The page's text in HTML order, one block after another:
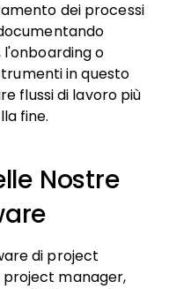
dei processi
o
in questo
flussi di lavoro più
fine.
Nostre
di project
project manager,